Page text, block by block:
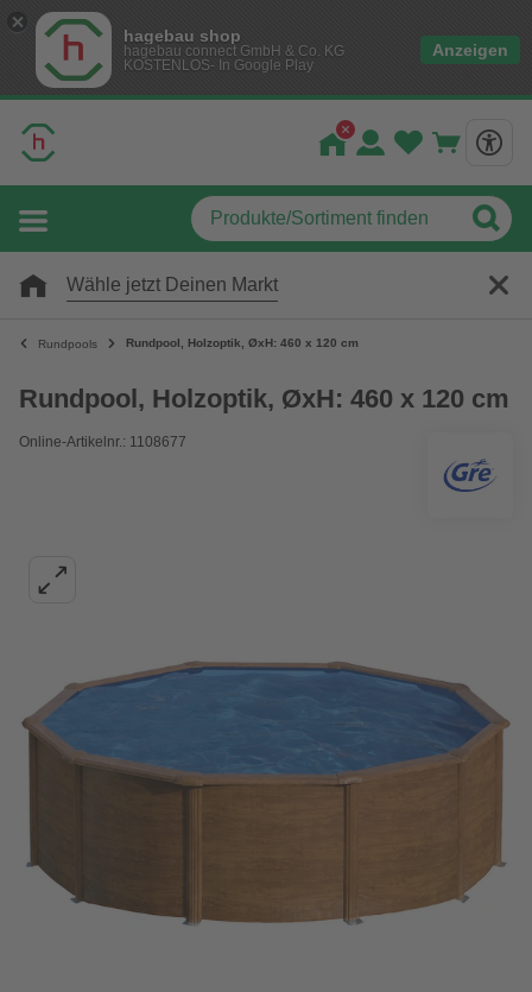
hagebau shop
hagebau connect GmbH & Co. KG
KOSTENLOS- In Google Play
Anzeigen
Wähle jetzt Deinen Markt
Rundpools Rundpool, Holzoptik, ØxH: 460 x 120 cm
Rundpool, Holzoptik, ØxH: 460 x 120 cm
Online-Artikelnr.: 1108677